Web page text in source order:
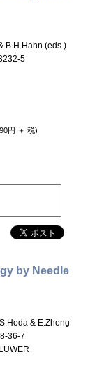
B.H.Hahn (eds.)
5
円 ＋ 税)
by Needle
& E.Zhong
36-7